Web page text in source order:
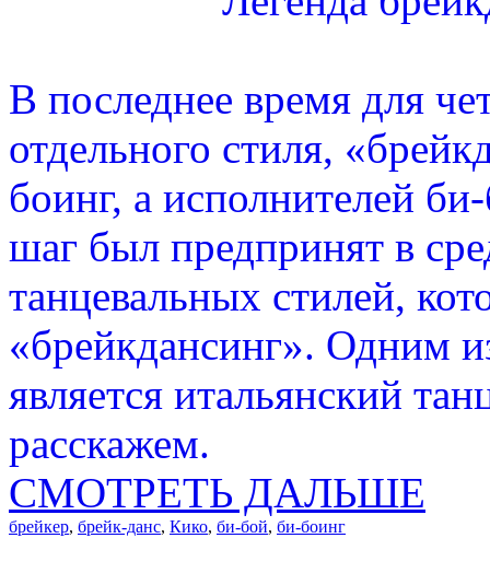
В последнее время для
отдельного стиля,
боинг, а исполнителей
шаг был предпринят в
танцевальных стилей,
«брейкдансинг». Одним
является итальянский
расскажем.
СМОТРЕТЬ ДАЛЬШЕ
брейкер, брейк-данс, Кико, би-бой, би-боинг